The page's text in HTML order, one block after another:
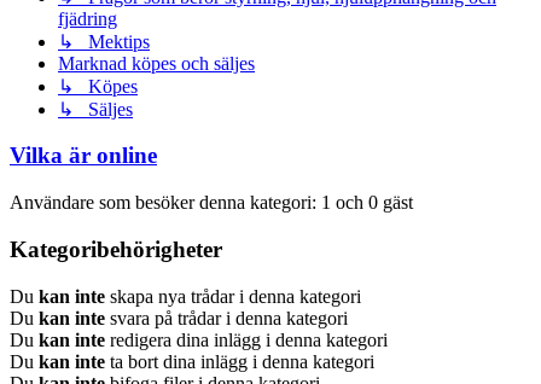
fjädring
↳ Mektips
Marknad köpes och säljes
↳ Köpes
↳ Säljes
Vilka är online
Användare som besöker denna kategori: 1 och 0 gäst
Kategoribehörigheter
Du kan inte skapa nya trådar i denna kategori
Du kan inte svara på trådar i denna kategori
Du kan inte redigera dina inlägg i denna kategori
Du kan inte ta bort dina inlägg i denna kategori